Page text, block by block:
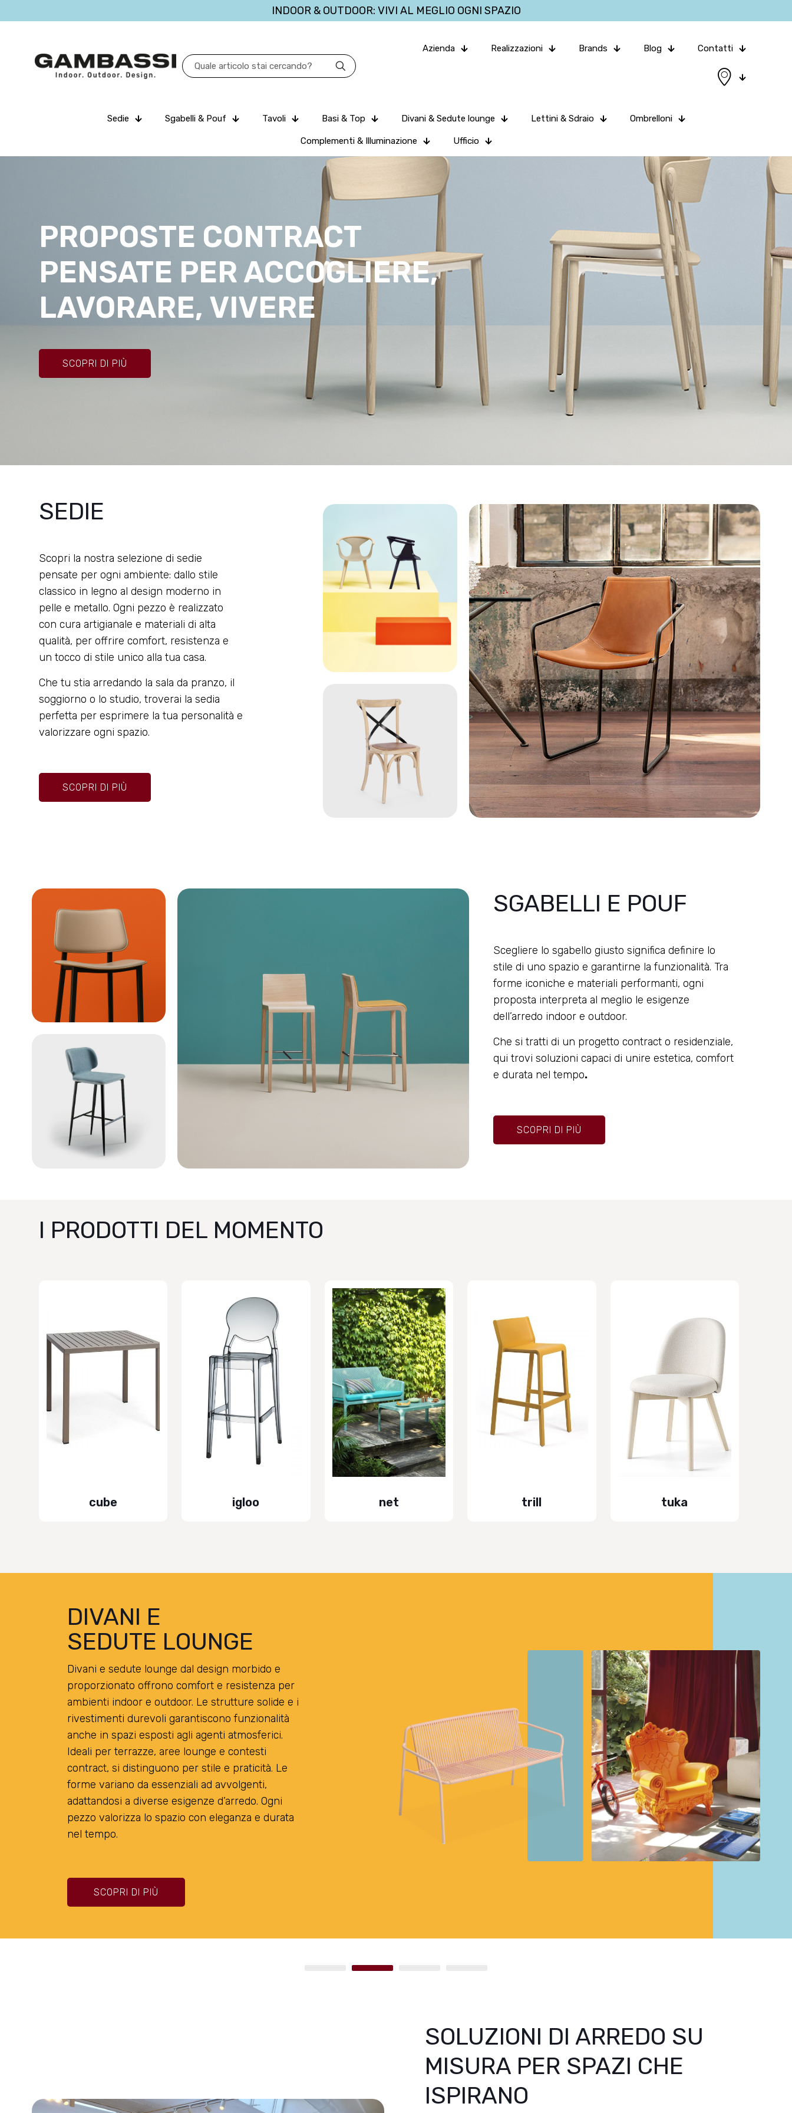
INDOOR & OUTDOOR: VIVI AL MEGLIO OGNI SPAZIO
Azienda Realizzazioni Brands Blog Contatti
Sedie Sgabelli & Pouf Tavoli Basi & Top Divani & Sedute lounge Lettini & Sdraio Ombrelloni
Complementi & Illuminazione Ufficio
PROPOSTE CONTRACT
PENSATE PER ACCOGLIERE,
LAVORARE, VIVERE
SCOPRI DI PIÙ
SEDIE
Scopri la nostra selezione di sedie
pensate per ogni ambiente: dallo stile
classico in legno al design moderno in
pelle e metallo. Ogni pezzo è realizzato
con cura artigianale e materiali di alta
qualità, per offrire comfort, resistenza e
un tocco di stile unico alla tua casa.
Che tu stia arredando la sala da pranzo, il
soggiorno o lo studio, troverai la sedia
perfetta per esprimere la tua personalità e
valorizzare ogni spazio.
SCOPRI DI PIÙ
SGABELLI E POUF
Scegliere lo sgabello giusto significa definire lo
stile di uno spazio e garantirne la funzionalità. Tra
forme iconiche e materiali performanti, ogni
proposta interpreta al meglio le esigenze
dell’arredo indoor e outdoor.
Che si tratti di un progetto contract o residenziale,
qui trovi soluzioni capaci di unire estetica, comfort
e durata nel tempo.
SCOPRI DI PIÙ
I PRODOTTI DEL MOMENTO
cube igloo net trill tuka
DIVANI E
SEDUTE LOUNGE
Divani e sedute lounge dal design morbido e
proporzionato offrono comfort e resistenza per
ambienti indoor e outdoor. Le strutture solide e i
rivestimenti durevoli garantiscono funzionalità
anche in spazi esposti agli agenti atmosferici.
Ideali per terrazze, aree lounge e contesti
contract, si distinguono per stile e praticità. Le
forme variano da essenziali ad avvolgenti,
adattandosi a diverse esigenze d’arredo. Ogni
pezzo valorizza lo spazio con eleganza e durata
nel tempo.
SCOPRI DI PIÙ
SOLUZIONI DI ARREDO SU
MISURA PER SPAZI CHE
ISPIRANO